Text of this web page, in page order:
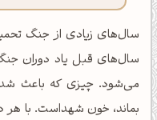
سال‌های زیادی از جنگ
سال‌های قبل یاد دوران
می‌شود. چیزی که باعث
بماند، خون شهداست. با هر